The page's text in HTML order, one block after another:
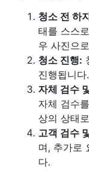
청소 전 하
태를 스스
우 사진으
청소 진행:
진행됩니다.
자체 검수
자체 검수
상의 상태
고객 검수
며, 추가로
다.